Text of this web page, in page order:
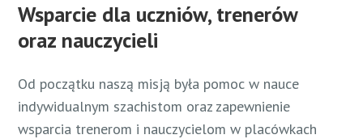
Wsparcie dla uczniów, trenerów
oraz nauczycieli
Od początku naszą misją była pomoc w nauce
indywidualnym szachistom oraz zapewnienie
wsparcia trenerom i nauczycielom w placówkach